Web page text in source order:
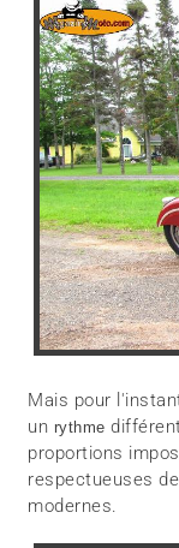
Mais pour
un rythme
proportions
respectueuses
modernes.